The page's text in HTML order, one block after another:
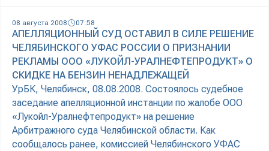
08 августа 2008 07:58
АПЕЛЛЯЦИОННЫЙ СУД ОСТАВИЛ В СИЛЕ РЕШЕНИЕ
ЧЕЛЯБИНСКОГО УФАС РОССИИ О ПРИЗНАНИИ
РЕКЛАМЫ ООО «ЛУКОЙЛ-УРАЛНЕФТЕПРОДУКТ» О
СКИДКЕ НА БЕНЗИН НЕНАДЛЕЖАЩЕЙ
УрБК, Челябинск, 08.08.2008. Состоялось судебное
заседание апелляционной инстанции по жалобе ООО
«Лукойл-Уралнефтепродукт» на решение
Арбитражного суда Челябинской области. Как
сообщалось ранее, комиссией Челябинского УФАС